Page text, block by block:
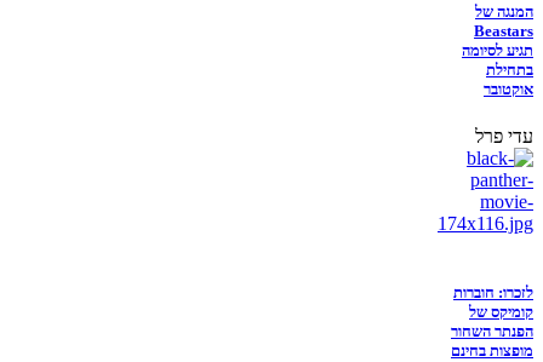
המנגה של
Beastars
תגיע לסיומה
בתחילת
אוקטובר
עדי פרל
לזכרו: חוברות
קומיקס של
הפנתר השחור
מופצות בחינם